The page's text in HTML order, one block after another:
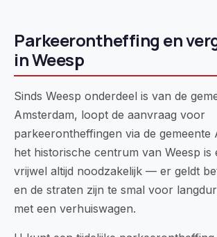
Parkeerontheffing en
in Weesp
Sinds Weesp onderdeel is van de
Amsterdam, loopt de aanvraag voor
parkeerontheffingen via de gemeente
het historische centrum van Weesp is
vrijwel altijd noodzakelijk — er geldt
en de straten zijn te smal voor
met een verhuiswagen.